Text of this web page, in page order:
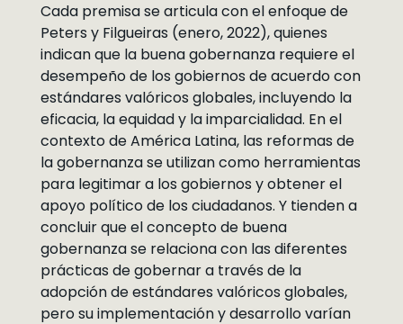
Cada premisa se articula con el enfoque de
Peters y Filgueiras (enero, 2022), quienes
indican que la buena gobernanza requiere el
desempeño de los gobiernos de acuerdo con
estándares valóricos globales, incluyendo la
eficacia, la equidad y la imparcialidad. En el
contexto de América Latina, las reformas de
la gobernanza se utilizan como herramientas
para legitimar a los gobiernos y obtener el
apoyo político de los ciudadanos. Y tienden a
concluir que el concepto de buena
gobernanza se relaciona con las diferentes
prácticas de gobernar a través de la
adopción de estándares valóricos globales,
pero su implementación y desarrollo varían